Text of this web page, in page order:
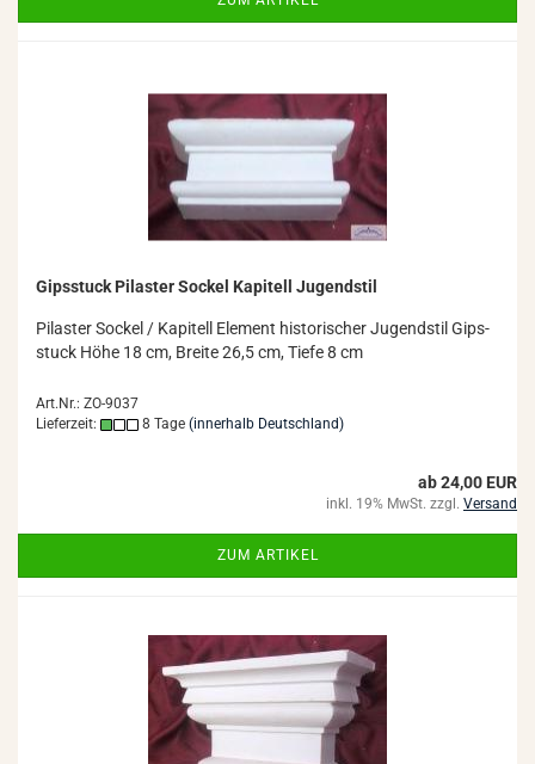
Gips­stuck Pi­las­ter So­ckel Ka­pi­tell Ju­gend­stil
Pi­las­ter So­ckel / Ka­pi­tell Ele­ment his­to­ri­scher Ju­gend­stil Gips­
stuck Höhe 18 cm, Brei­te 26,5 cm, Tiefe 8 cm
Art.Nr.: ZO-9037
Lieferzeit:
8 Tage (innerhalb Deutschland)
ab 24,00 EUR
inkl. 19% MwSt. zzgl. Versand
ZUM ARTIKEL